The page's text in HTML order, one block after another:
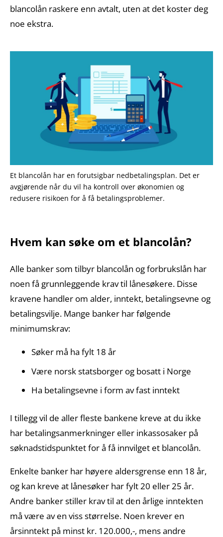
blancolån raskere enn avtalt, uten at det koster deg
noe ekstra.
Et blancolån har en forutsigbar nedbetalingsplan. Det er
avgjørende når du vil ha kontroll over økonomien og
redusere risikoen for å få betalingsproblemer.
Hvem kan søke om et blancolån?
Alle banker som tilbyr blancolån og forbrukslån har
noen få grunnleggende krav til lånesøkere. Disse
kravene handler om alder, inntekt, betalingsevne og
betalingsvilje. Mange banker har følgende
minimumskrav:
Søker må ha fylt 18 år
Være norsk statsborger og bosatt i Norge
Ha betalingsevne i form av fast inntekt
I tillegg vil de aller fleste bankene kreve at du ikke
har betalingsanmerkninger eller inkassosaker på
søknadstidspunktet for å få innvilget et blancolån.
Enkelte banker har høyere aldersgrense enn 18 år,
og kan kreve at lånesøker har fylt 20 eller 25 år.
Andre banker stiller krav til at den årlige inntekten
må være av en viss størrelse. Noen krever en
årsinntekt på minst kr. 120.000,-, mens andre